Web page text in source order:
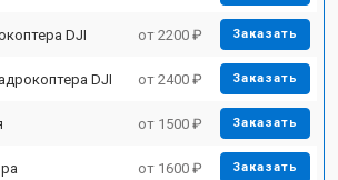
DJI от 2200 ₽ Заказать
DJI от 2400 ₽ Заказать
от 1500 ₽ Заказать
от 1600 ₽ Заказать